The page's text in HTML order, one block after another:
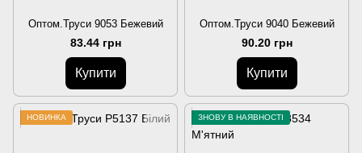
Оптом.Труси 9053 Бежевий
83.44 грн
Купити
Оптом.Труси 9040 Бежевий
90.20 грн
Купити
НОВИНКА ЗНОВУ В НАЯВНОСТІ